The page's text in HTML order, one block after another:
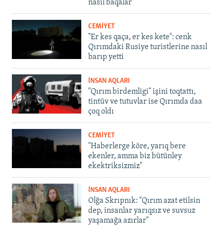
nasıl baqalar
CEMİYET
"Er kes qaça, er kes kete": cenk
Qırımdaki Rusiye turistlerine nasıl
barıp yetti
İNSAN AQLARI
"Qırım birdemligi" işini toqtattı,
tintüv ve tutuvlar ise Qırımda daa
çoq oldı
CEMİYET
"Haberlerge köre, yarıq bere
ekenler, amma biz bütünley
ekektriksizmiz"
İNSAN AQLARI
Olğa Skrıpnık: "Qırım azat etilsin
dep, insanlar yarıqsız ve suvsuz
yaşamağa azırlar"